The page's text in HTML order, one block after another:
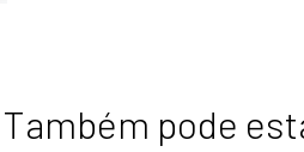
Também pode